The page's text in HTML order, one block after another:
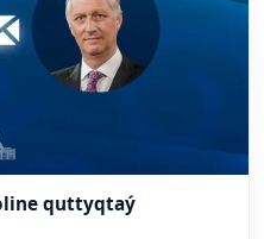
quttyqtaý